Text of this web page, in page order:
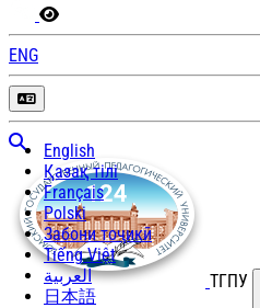
ENG
English
Қазақ тілі
Français
Polski
Забони тоҷикӣ
Tiếng Việt
العربية
日本語
ТГПУ